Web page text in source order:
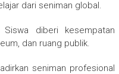
dari seniman global.
Siswa diberi kesempatan
dan ruang publik.
seniman profesional